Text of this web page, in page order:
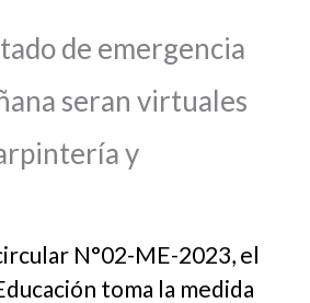
de emergencia
seran virtuales
y
N°02-ME-2023, el
toma la medida